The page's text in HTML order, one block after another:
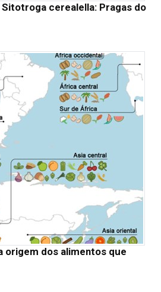
cerealella: Pragas do
origem dos alimentos que